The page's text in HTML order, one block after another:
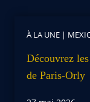
À LA UNE |
Découvrez
de Paris-Orly